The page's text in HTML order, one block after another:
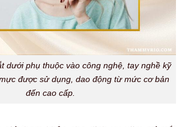
dưới phụ thuộc vào công nghệ, tay nghề kỹ
được sử dụng, dao động từ mức cơ bản
đến cao cấp.